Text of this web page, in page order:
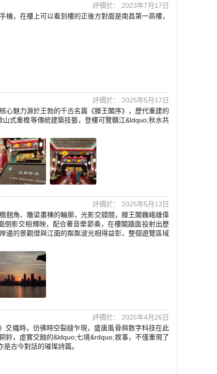
評價於： 2023年7月17日
，在樓上可以看到樓的正後方對面是南昌第一高樓，
評價於： 2025年5月17日
心魅力源於王勃的千古名篇《滕王閣序》，歷代重建的
式重檐等傳統建築技藝，登樓可覽贛江&ldquo;秋水共
評價於： 2025年5月13日
翹角、雕梁畫棟的輪廓，光影交錯間，滕王閣巍峨雄偉
影交相輝映，配合著音樂節奏，在樓閣牆面投射出歷
邊的景觀燈與江面的粼粼波光相得益彰，整個遊覽區域
評價於： 2025年4月26日
交織時，彷彿時空裂縫乍現，盛唐風骨與数字科技在此
鈴，虛實交融的&ldquo;七境&rdquo;敘事，不僅重現了
古今對話的璀璨詩篇。